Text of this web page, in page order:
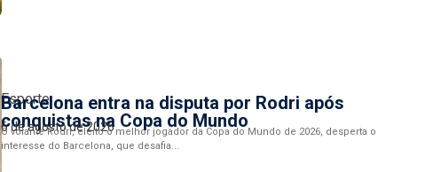
Esporte
Barcelona entra na disputa por Rodri após
conquistas na Copa do Mundo
6 de agosto de 2026
O volante Rodri, eleito o melhor jogador da Copa do Mundo de 2026, desperta o
interesse do Barcelona, que desafia...